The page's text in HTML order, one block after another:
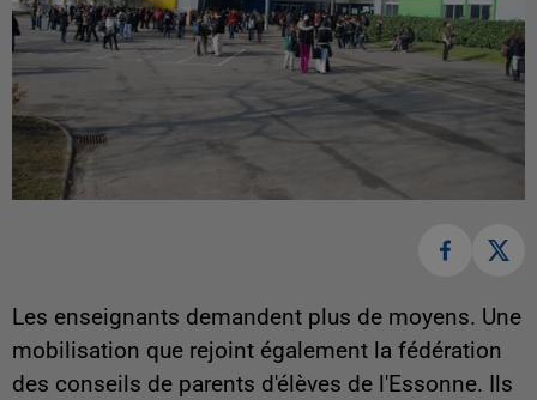
Les enseignants demandent plus de moyens. Une
mobilisation que rejoint également la fédération
des conseils de parents d'élèves de l'Essonne. Ils